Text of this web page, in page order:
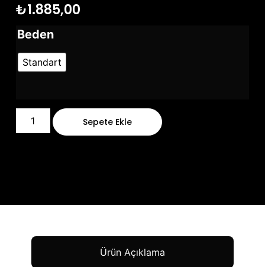
₺1.885,00
Beden
Standart
Sepete Ekle
Ürün Açıklama